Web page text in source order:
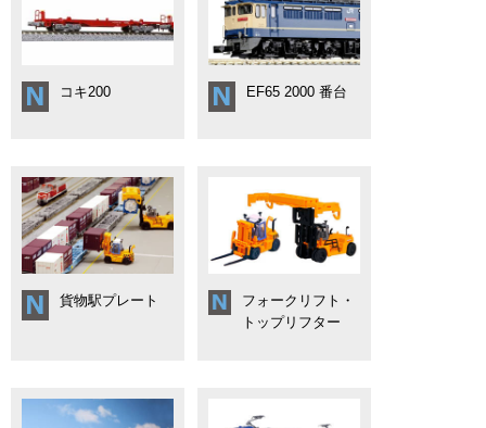
コキ200 EF65 2000 番台
貨物駅プレート
フォークリフト・
トップリフター